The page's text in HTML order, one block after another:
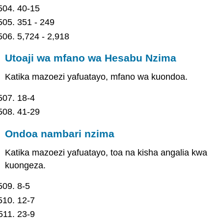
40-15
351 - 249
5,724 - 2,918
Utoaji wa mfano wa Hesabu Nzima
Katika mazoezi yafuatayo, mfano wa kuondoa.
18-4
41-29
Ondoa nambari nzima
Katika mazoezi yafuatayo, toa na kisha angalia kwa
kuongeza.
8-5
12-7
23-9